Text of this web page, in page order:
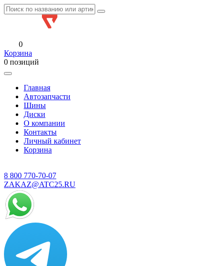
0
Корзина
0 позиций
Главная
Автозапчасти
Шины
Диски
О компании
Контакты
Личный кабинет
Корзина
8 800 770-70-07
ZAKAZ@ATC25.RU